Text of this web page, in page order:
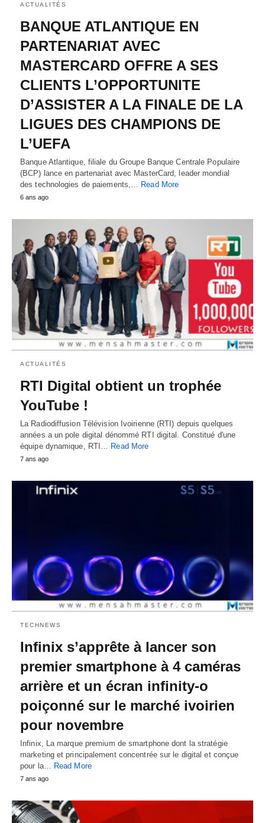
ACTUALITÉS
BANQUE ATLANTIQUE EN
PARTENARIAT AVEC
MASTERCARD OFFRE A SES
CLIENTS L’OPPORTUNITE
D’ASSISTER A LA FINALE DE LA
LIGUES DES CHAMPIONS DE
L’UEFA
Banque Atlantique, filiale du Groupe Banque Centrale Populaire
(BCP) lance en partenariat avec MasterCard, leader mondial
des technologies de paiements,… Read More
6 ans ago
ACTUALITÉS
RTI Digital obtient un trophée
YouTube !
La Radiodiffusion Télévision Ivoirienne (RTI) depuis quelques
années a un pole digital dénommé RTI digital. Constitué d'une
équipe dynamique, RTI…
Read More
7 ans ago
TECHNEWS
Infinix s’apprête à lancer son
premier smartphone à 4 caméras
arrière et un écran infinity-o
poiçonné sur le marché ivoirien
pour novembre
Infinix, La marque premium de smartphone dont la stratégie
marketing et principalement concentrée sur le digital et conçue
pour la… Read More
7 ans ago